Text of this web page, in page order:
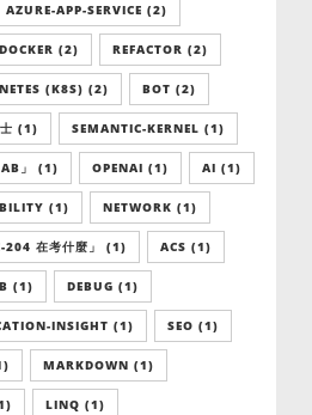
AZURE-APP-SERVICE (2)
DOCKER (2) REFACTOR (2)
(K8S) (2) BOT (2)
(1) SEMANTIC-KERNEL (1)
」 (1) OPENAI (1) AI (1)
(1) NETWORK (1)
204 在考什麼」 (1) ACS (1)
(1) DEBUG (1)
INSIGHT (1) SEO (1)
MARKDOWN (1)
LINQ (1)